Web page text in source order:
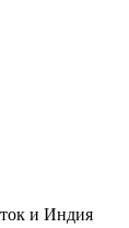
и Индия